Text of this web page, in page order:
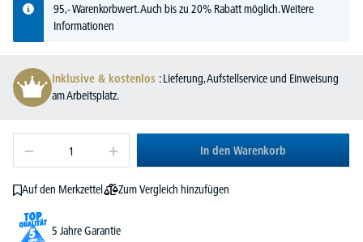
95,- Warenkorbwert. Auch bis zu 20% Rabatt möglich.Weitere
Informationen
Inklusive & kostenlos : Lieferung, Aufstellservice und Einweisung
am Arbeitsplatz.
In den Warenkorb
Auf den Merkzettel Zum Vergleich hinzufügen
5 Jahre Garantie